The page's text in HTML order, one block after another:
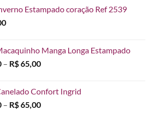
Estampado coração Ref 2539
Manga Longa Estampado
– R$65,00Faixa
R$ 45,00
através
Confort Ingrid
– R$65,00Faixa